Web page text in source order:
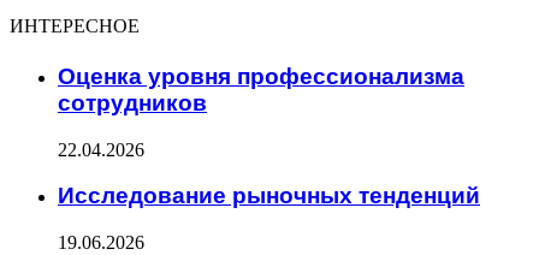
ИНТЕРЕСНОЕ
Оценка уровня профессионализма
сотрудников
22.04.2026
Исследование рыночных тенденций
19.06.2026